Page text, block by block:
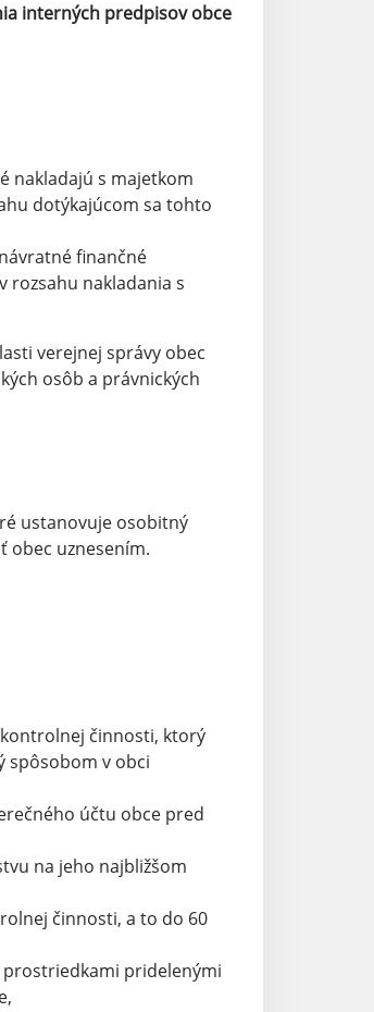
interných predpisov obce
nakladajú s majetkom
dotýkajúcom sa tohto
finančné
rozsahu nakladania s
verejnej správy obec
osôb a právnických
ustanovuje osobitný
obec uznesením.
činnosti, ktorý
spôsobom v obci
účtu obce pred
na jeho najbližšom
činnosti, a to do 60
pridelenými